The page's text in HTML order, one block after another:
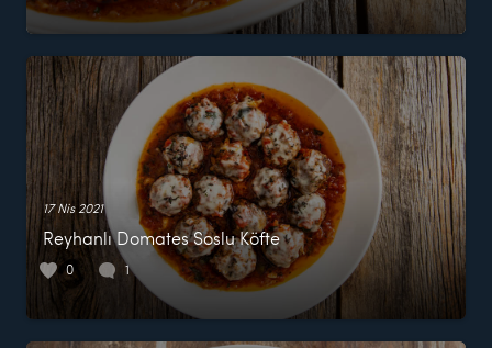
17 Nis 2021
Reyhanlı Domates Soslu Köfte
0 1